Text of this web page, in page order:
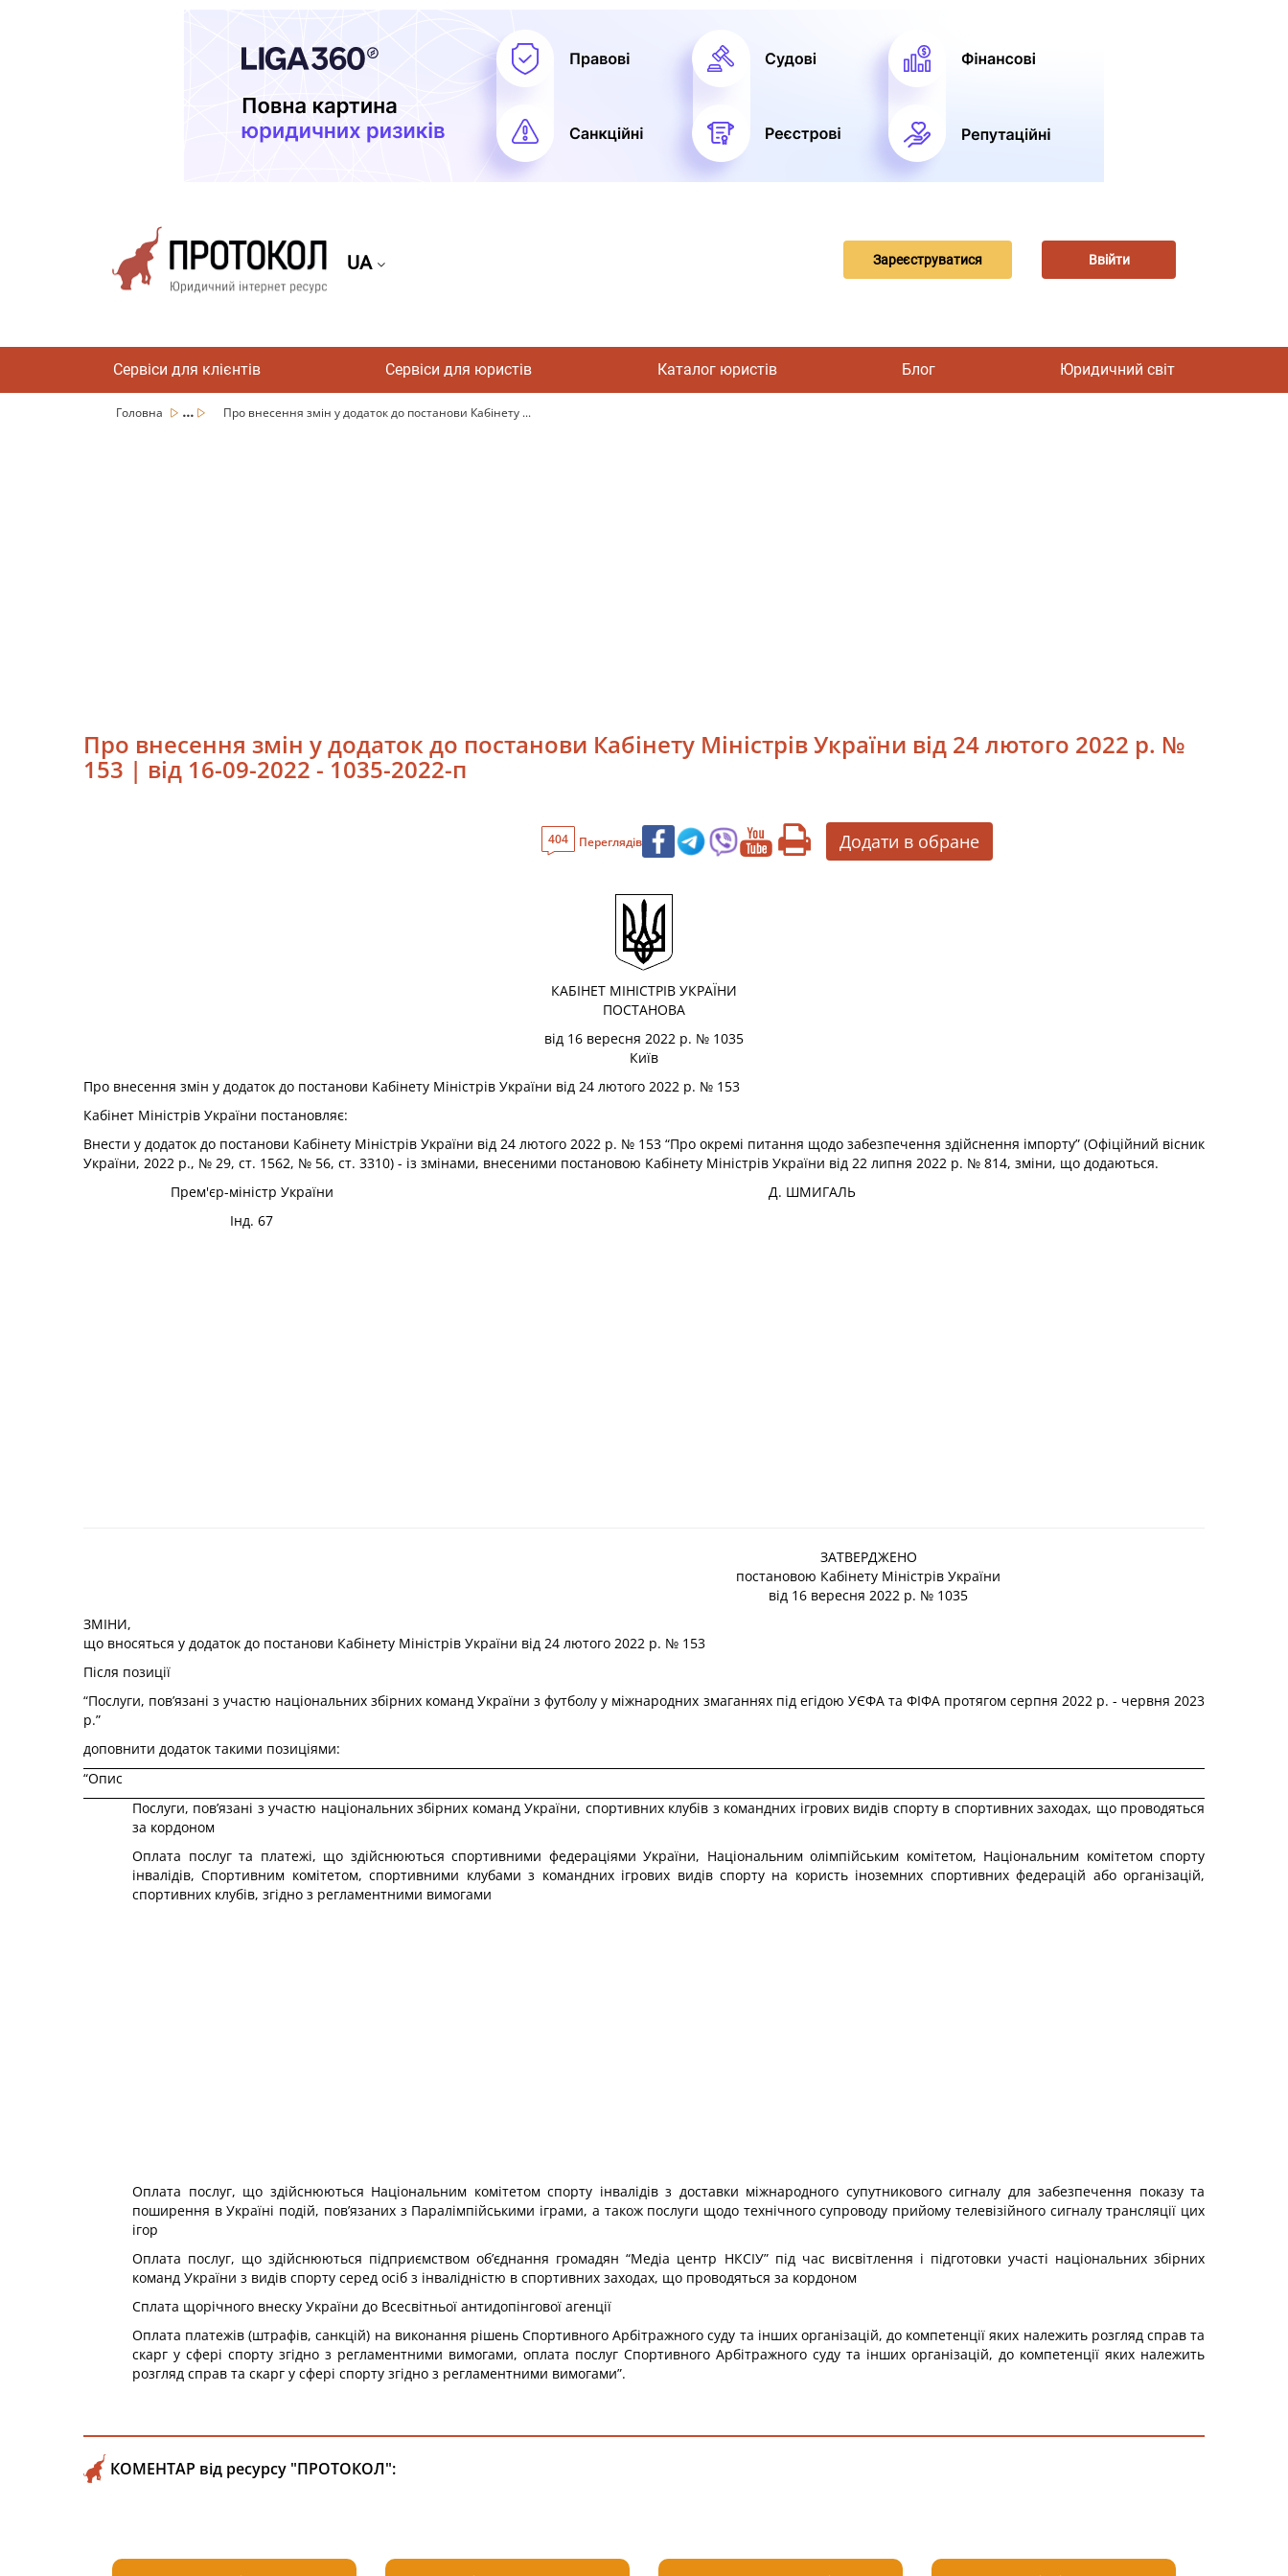
UA Зареєструватися Ввійти
Сервіси для клієнтів Сервіси для юристів Каталог юристів Блог Юридичний світ
Головна ... Про внесення змін у додаток до постанови Кабінету ...
Про внесення змін у додаток до постанови Кабінету Міністрів України від 24 лютого 2022 р. №
153 | від 16-09-2022 - 1035-2022-п
404 Переглядів Додати в обране
КАБІНЕТ МІНІСТРІВ УКРАЇНИ
ПОСТАНОВА
від 16 вересня 2022 р. № 1035
Київ
Про внесення змін у додаток до постанови Кабінету Міністрів України від 24 лютого 2022 р. № 153
Кабінет Міністрів України постановляє:
Внести у додаток до постанови Кабінету Міністрів України від 24 лютого 2022 р. № 153 “Про окремі питання щодо забезпечення здійснення імпорту” (Офіційний вісник
України, 2022 р., № 29, ст. 1562, № 56, ст. 3310) - із змінами, внесеними постановою Кабінету Міністрів України від 22 липня 2022 р. № 814, зміни, що додаються.
Прем'єр-міністр України
Д. ШМИГАЛЬ
Інд. 67
ЗАТВЕРДЖЕНО
постановою Кабінету Міністрів України
від 16 вересня 2022 р. № 1035
ЗМІНИ,
що вносяться у додаток до постанови Кабінету Міністрів України від 24 лютого 2022 р. № 153
Після позиції
“Послуги, пов’язані з участю національних збірних команд України з футболу у міжнародних змаганнях під егідою УЄФА та ФІФА протягом серпня 2022 р. - червня 2023
р.”
доповнити додаток такими позиціями:
“Опис
Послуги, пов’язані з участю національних збірних команд України, спортивних клубів з командних ігрових видів спорту в спортивних заходах, що проводяться
за кордоном
Оплата послуг та платежі, що здійснюються спортивними федераціями України, Національним олімпійським комітетом, Національним комітетом спорту
інвалідів, Спортивним комітетом, спортивними клубами з командних ігрових видів спорту на користь іноземних спортивних федерацій або організацій,
спортивних клубів, згідно з регламентними вимогами
Оплата послуг, що здійснюються Національним комітетом спорту інвалідів з доставки міжнародного супутникового сигналу для забезпечення показу та
поширення в Україні подій, пов’язаних з Паралімпійськими іграми, а також послуги щодо технічного супроводу прийому телевізійного сигналу трансляції цих
ігор
Оплата послуг, що здійснюються підприємством об’єднання громадян “Медіа центр НКСІУ” під час висвітлення і підготовки участі національних збірних
команд України з видів спорту серед осіб з інвалідністю в спортивних заходах, що проводяться за кордоном
Сплата щорічного внеску України до Всесвітньої антидопінгової агенції
Оплата платежів (штрафів, санкцій) на виконання рішень Спортивного Арбітражного суду та інших організацій, до компетенції яких належить розгляд справ та
скарг у сфері спорту згідно з регламентними вимогами, оплата послуг Спортивного Арбітражного суду та інших організацій, до компетенції яких належить
розгляд справ та скарг у сфері спорту згідно з регламентними вимогами”.
КОМЕНТАР від ресурсу "ПРОТОКОЛ":